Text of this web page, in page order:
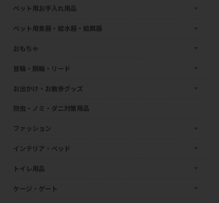
ペット用お手入れ用品
ペット用食器・給水器・給餌器
おもちゃ
首輪・胴輪・リード
お出かけ・お散歩グッズ
防虫・ノミ・ダニ対策用品
ファッション
インテリア・ベッド
トイレ用品
ケージ・ゲート